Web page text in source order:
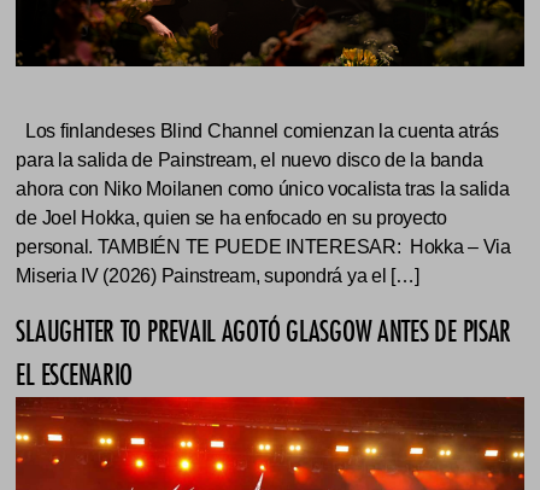
Los finlandeses Blind Channel comienzan la cuenta atrás
para la salida de Painstream, el nuevo disco de la banda
ahora con Niko Moilanen como único vocalista tras la salida
de Joel Hokka, quien se ha enfocado en su proyecto
personal. TAMBIÉN TE PUEDE INTERESAR: Hokka – Via
Miseria IV (2026) Painstream, supondrá ya el […]
SLAUGHTER TO PREVAIL AGOTÓ GLASGOW ANTES DE PISAR
EL ESCENARIO